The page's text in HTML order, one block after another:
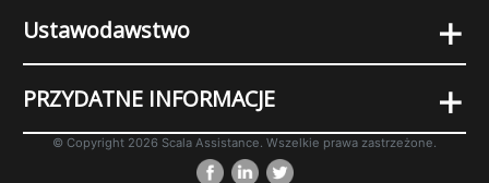
Ustawodawstwo +
PRZYDATNE INFORMACJE +
© Copyright 2026 Scala Assistance. Wszelkie prawa zastrzeżone.